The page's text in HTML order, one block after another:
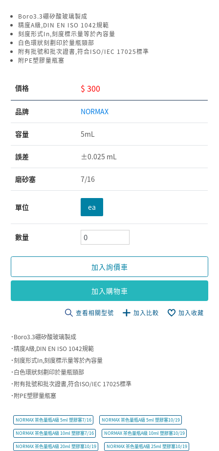
Boro3.3硼矽酸玻璃製成
精度A級,DIN EN ISO 1042規範
刻度形式In,刻度標示量等於內容量
白色環狀刻劃印於量瓶頸部
附有批號和批次證書,符合ISO/IEC 17025標準
附PE塑膠量瓶塞
價格 $ 300
品牌 NORMAX
容量 5mL
誤差 ±0.025 mL
磨砂塞 7/16
單位 ea
數量
加入詢價車
加入購物車
查看相關型號 加入比較 加入收藏
˙Boro3.3硼矽酸玻璃製成
˙精度A級,DIN EN ISO 1042規範
˙刻度形式In,刻度標示量等於內容量
˙白色環狀刻劃印於量瓶頸部
˙附有批號和批次證書,符合ISO/IEC 17025標準
˙附PE塑膠量瓶塞
NORMAX 茶色量瓶A級 5ml 塑膠塞7/16 NORMAX 茶色量瓶A級 5ml 塑膠塞10/19
NORMAX 茶色量瓶A級 10ml 塑膠塞7/16 NORMAX 茶色量瓶A級 10ml 塑膠塞10/19
NORMAX 茶色量瓶A級 20ml 塑膠塞10/19 NORMAX 茶色量瓶A級 25ml 塑膠塞10/19